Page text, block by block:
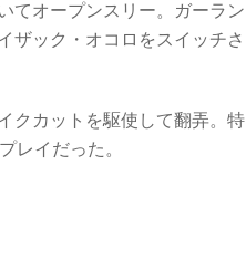
てオープンスリー。ガーラン
ザック・オコロをスイッチさ
クカットを駆使して翻弄。特
レイだった。